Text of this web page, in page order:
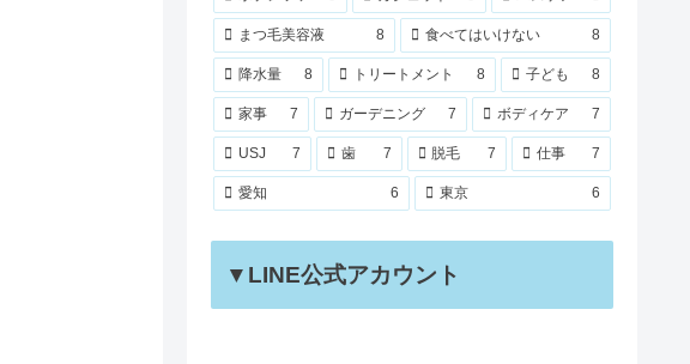
まつ毛美容液 8 食べてはいけない 8
降水量 8 トリートメント 8 子ども 8
家事 7 ガーデニング 7 ボディケア 7
USJ 7 歯 7 脱毛 7 仕事 7
愛知 6 東京 6
▼LINE公式アカウント